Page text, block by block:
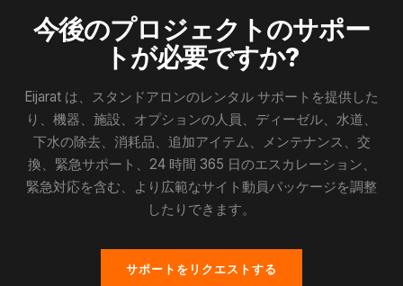
今後のプロジェクトのサポー
トが必要ですか?
Eijarat は、スタンドアロンのレンタル サポートを提供した
り、機器、施設、オプションの人員、ディーゼル、水道、
下水の除去、消耗品、追加アイテム、メンテナンス、交
換、緊急サポート、24 時間 365 日のエスカレーション、
緊急対応を含む、より広範なサイト動員パッケージを調整
したりできます。
サポートをリクエストする